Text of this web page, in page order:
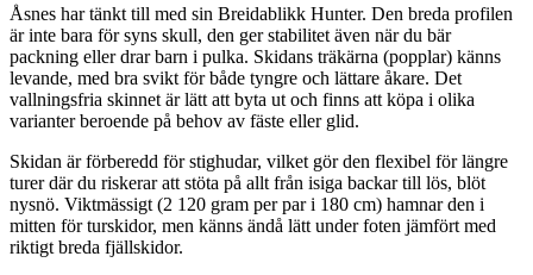
Åsnes har tänkt till med sin Breidablikk Hunter. Den breda profilen
är inte bara för syns skull, den ger stabilitet även när du bär
packning eller drar barn i pulka. Skidans träkärna (popplar) känns
levande, med bra svikt för både tyngre och lättare åkare. Det
vallningsfria skinnet är lätt att byta ut och finns att köpa i olika
varianter beroende på behov av fäste eller glid.
Skidan är förberedd för stighudar, vilket gör den flexibel för längre
turer där du riskerar att stöta på allt från isiga backar till lös, blöt
nysnö. Viktmässigt (2 120 gram per par i 180 cm) hamnar den i
mitten för turskidor, men känns ändå lätt under foten jämfört med
riktigt breda fjällskidor.